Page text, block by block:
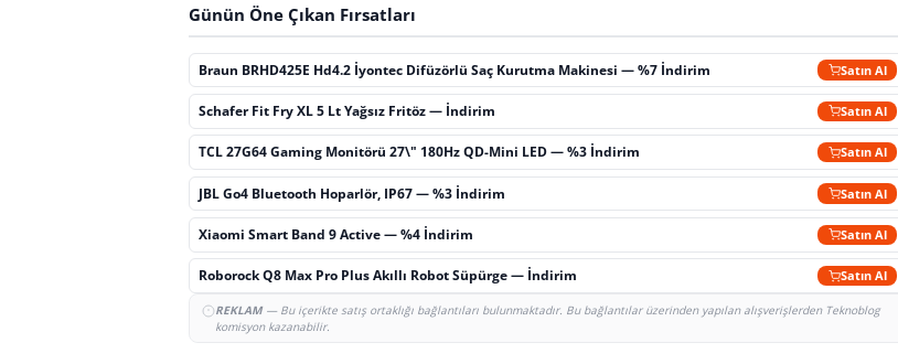
Günün Öne Çıkan Fırsatları
Braun BRHD425E Hd4.2 İyontec Difüzörlü Saç Kurutma Makinesi — %7 İndirim Satın Al
Schafer Fit Fry XL 5 Lt Yağsız Fritöz — İndirim Satın Al
TCL 27G64 Gaming Monitörü 27\" 180Hz QD-Mini LED — %3 İndirim Satın Al
JBL Go4 Bluetooth Hoparlör, IP67 — %3 İndirim Satın Al
Xiaomi Smart Band 9 Active — %4 İndirim Satın Al
Roborock Q8 Max Pro Plus Akıllı Robot Süpürge — İndirim Satın Al
REKLAM— Bu içerikte satış ortaklığı bağlantıları bulunmaktadır. Bu bağlantılar üzerinden yapılan alışverişlerden Teknoblog
komisyon kazanabilir.